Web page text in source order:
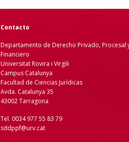
Contacto
Departamento de Derecho Privado, Procesal
Financiero
Universitat Rovira i Virgili
Campus Catalunya
Facultad de Ciencias Jurídicas
Avda. Catalunya 35
43002 Tarragona
Tel. 0034 977 55 83 79
sddppf@urv.cat